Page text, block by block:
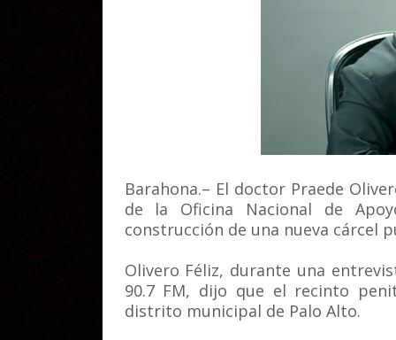
Barahona.– El doctor Praede
de la Oficina Nacional de
construcción de una nueva cárcel
Olivero Féliz, durante una
90.7 FM, dijo que el recinto
distrito municipal de Palo Alto.